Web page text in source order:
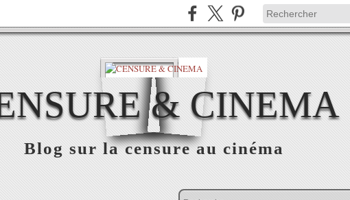
& CINEMA
Blog sur la censure au cinéma